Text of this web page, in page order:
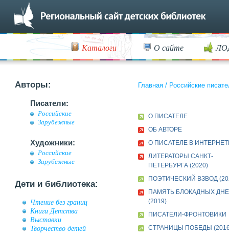
Каталоги О сайте
Авторы:
Писатели:
Российские
Зарубежные
Художники:
Российские
Зарубежные
Дети и библиотека:
Чтение без границ
Книги Детства
Выставки
Творчество детей
Главная / Российские
О ПИСАТЕЛЕ
ОБ АВТОРЕ
О ПИСАТЕЛЕ В
ЛИТЕРАТОРЫ САНКТ-
ПЕТЕРБУРГА (2020)
ПОЭТИЧЕСКИЙ ВЗВОД
ПАМЯТЬ БЛОКАДНЫХ
(2019)
ПИСАТЕЛИ-ФРОНТОВИКИ
СТРАНИЦЫ ПОБЕДЫ